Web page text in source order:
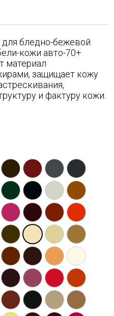
бледно-бежевой
кожи авто-70+
материал
защищает кожу
и фактуру кожи.